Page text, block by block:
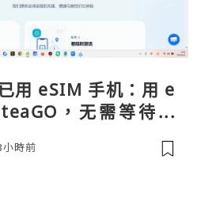
用 eSIM 手机：用 e
，无需等待收
码 + 通话短信”（如
联络）：优先 Redt
小時前